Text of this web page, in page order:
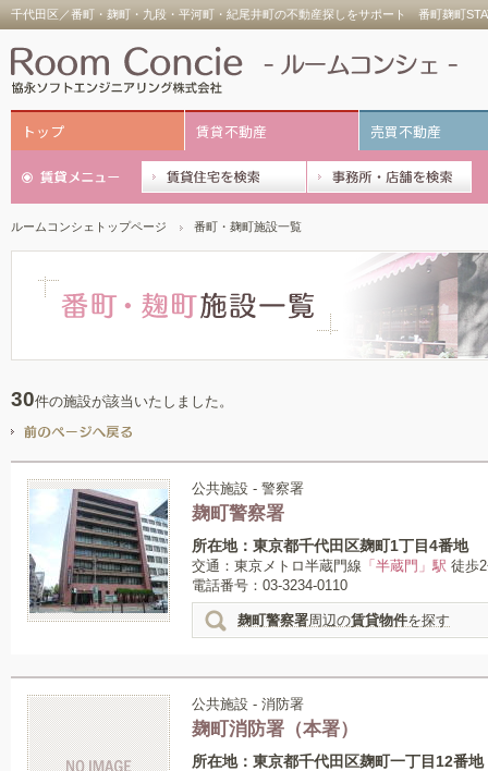
千代田区／番町・麹町・九段・平河町・紀尾井町の不動産探しをサポート 番町麹町
トップ 賃貸不動産 売買不動産
ルームコンシェトップページ 番町・麹町施設一覧
30件の施設が該当いたしました。
公共施設 - 警察署
麹町警察署
所在地：東京都千代田区麹町1丁目4番地
交通：東京メトロ半蔵門線 「半蔵門」駅 徒歩
電話番号：03-3234-0110
麹町警察署周辺の賃貸物件を探す
公共施設 - 消防署
麹町消防署（本署）
所在地：東京都千代田区麹町一丁目12番地